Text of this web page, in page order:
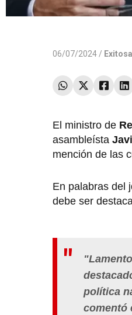
06/07/2024 /
El ministro de
asambleísta
mención de las
En palabras del
debe ser
política
comentó